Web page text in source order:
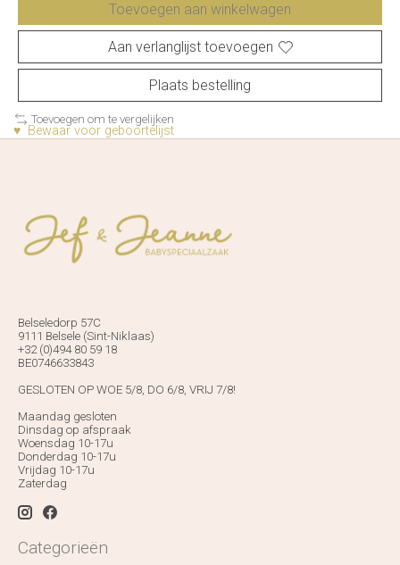
Toevoegen aan winkelwagen
Aan verlanglijst toevoegen
Plaats bestelling
Toevoegen om te vergelijken
♥ Bewaar voor geboortelijst
Belseledorp 57C
9111 Belsele (Sint-Niklaas)
+32 (0)494 80 59 18
BE0746633843
GESLOTEN OP WOE 5/8, DO 6/8, VRIJ 7/8!
Maandag gesloten
Dinsdag op afspraak
Woensdag 10-17u
Donderdag 10-17u
Vrijdag 10-17u
Zaterdag
Categorieën